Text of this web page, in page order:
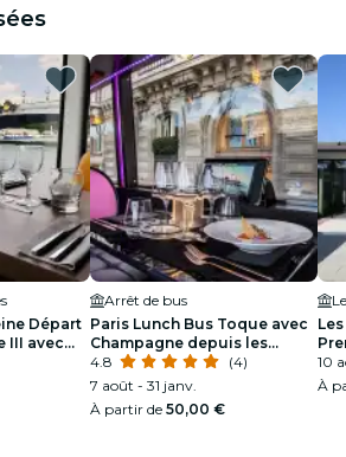
Départ
III avec
Arrêt de bus
Paris Lunch Bus Toque avec
Champagne depuis les
Champs-Elysées
4.8
(4)
7 août - 31 janv.
À partir de 50,00 €
10
À